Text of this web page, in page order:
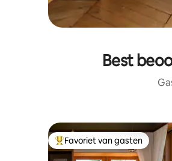
Best
Topfavoriet van gasten
Favoriet van gasten